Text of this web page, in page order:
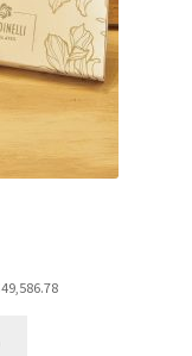
49,586.78